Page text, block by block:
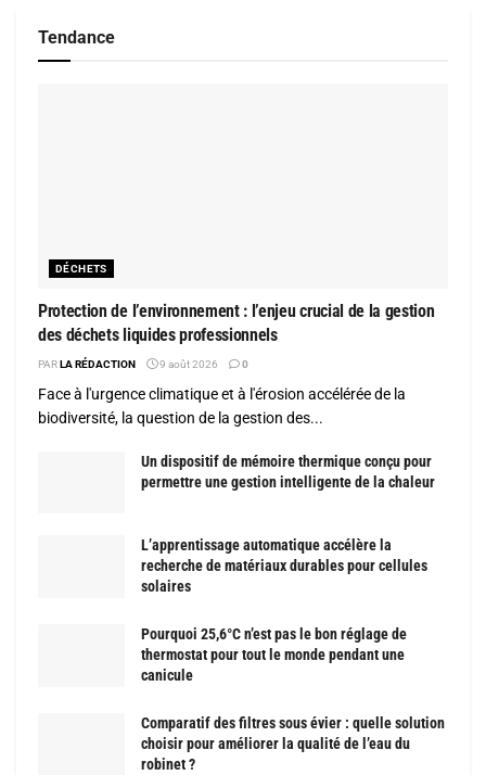
Tendance
DÉCHETS
Protection de l’environnement : l’enjeu crucial de la gestion
des déchets liquides professionnels
PARLA RÉDACTION 9 août 2026 0
Face à l'urgence climatique et à l'érosion accélérée de la
biodiversité, la question de la gestion des...
Un dispositif de mémoire thermique conçu pour
permettre une gestion intelligente de la chaleur
L’apprentissage automatique accélère la
recherche de matériaux durables pour cellules
solaires
Pourquoi 25,6°C n’est pas le bon réglage de
thermostat pour tout le monde pendant une
canicule
Comparatif des filtres sous évier : quelle solution
choisir pour améliorer la qualité de l’eau du
robinet ?